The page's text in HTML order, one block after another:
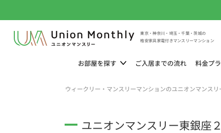
東京・神奈川・埼玉・千葉・茨城の
格安家具家電付きマンスリーマンション
お部屋を探す ご入居までの流れ 料金プ
ウィークリー・マンスリーマンションのユニオンマンスリ
ユニオンマンスリー東銀座